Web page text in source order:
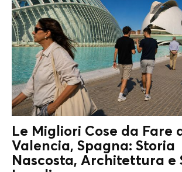
Le Migliori Cose da Fare
Valencia, Spagna: Storia
Nascosta, Architettura e